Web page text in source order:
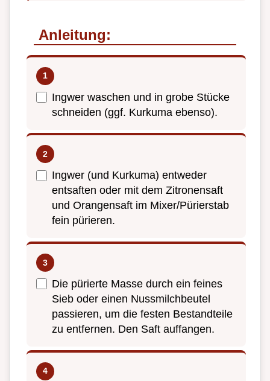
Anleitung:
Ingwer waschen und in grobe Stücke
schneiden (ggf. Kurkuma ebenso).
Ingwer (und Kurkuma) entweder
entsaften oder mit dem Zitronensaft
und Orangensaft im Mixer/Pürierstab
fein pürieren.
Die pürierte Masse durch ein feines
Sieb oder einen Nussmilchbeutel
passieren, um die festen Bestandteile
zu entfernen. Den Saft auffangen.